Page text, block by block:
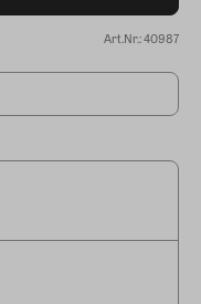
Art.Nr.: 40987